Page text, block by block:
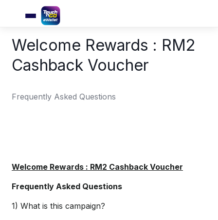
Welcome Rewards : RM2
Cashback Voucher
Frequently Asked Questions
Welcome Rewards : RM2 Cashback Voucher
Frequently Asked Questions
1) What is this campaign?